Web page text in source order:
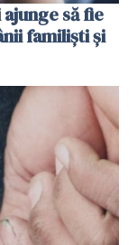
să fie
familiști și